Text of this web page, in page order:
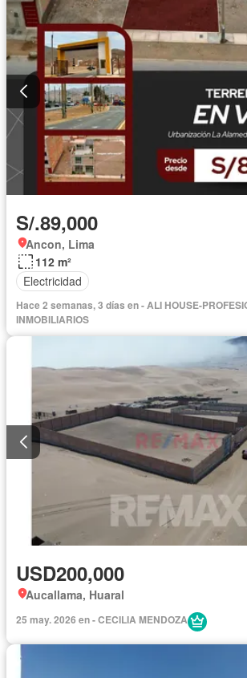
S/.89,000
Ancon, Lima
112 m²
Electricidad
Hace 2 semanas, 3 días en - ALI HOUSE-
INMOBILIARIOS
USD200,000
Aucallama, Huaral
25 may. 2026 en - CECILIA MENDOZA